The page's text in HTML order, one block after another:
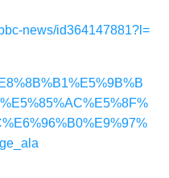
news/id364147881?l=